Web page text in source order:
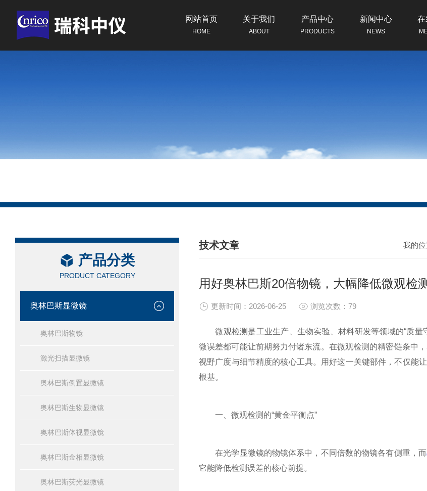
网站首页
HOME
关于我们
ABOUT
产品中心
PRODUCTS
新闻中心
NEWS
在
产品分类
PRODUCT CATEGORY
奥林巴斯显微镜
奥林巴斯物镜
激光扫描显微镜
奥林巴斯倒置显微镜
奥林巴斯生物显微镜
奥林巴斯体视显微镜
奥林巴斯金相显微镜
奥林巴斯荧光显微镜
技术文章
/ TECHNICAL ARTICLES
我的位
用好奥林巴斯20倍物镜，大幅降低微观检
更新时间：2026-06-25 浏览次数：79
微观检测是工业生产、生物实验、材料研发等领域的“质量
微误差都可能让前期努力付诸东流。在微观检测的精密链条中
视野广度与细节精度的核心工具。用好这一关键部件，不仅能
根基。
一、微观检测的“黄金平衡点”
在光学显微镜的物镜体系中，不同倍数的物镜各有侧重，而
它能降低检测误差的核心前提。